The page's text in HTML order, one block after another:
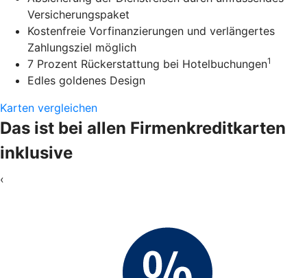
Versicherungspaket
Kostenfreie Vorfinanzierungen und verlängertes
Zahlungsziel möglich
7 Prozent Rückerstattung bei Hotelbuchungen1
Edles goldenes Design
Karten vergleichen
Das ist bei allen Firmenkreditkarten
inklusive
‹